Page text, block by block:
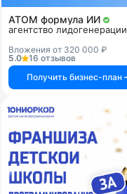
АТОМ формула ИИ
агентство лидогенерации
Вложения от 320 000 ₽
5.0
16 отзывов
Получить бизнес-план